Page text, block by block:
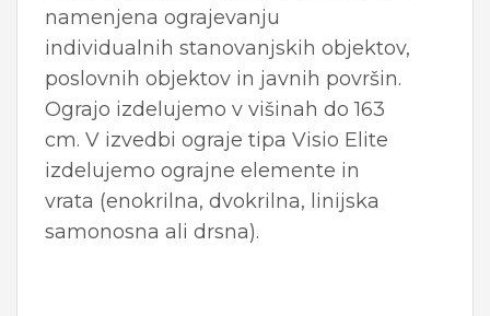
namenjena ograjevanju
individualnih stanovanjskih objektov,
poslovnih objektov in javnih površin.
Ograjo izdelujemo v višinah do 163
cm. V izvedbi ograje tipa Visio Elite
izdelujemo ograjne elemente in
vrata (enokrilna, dvokrilna, linijska
samonosna ali drsna).